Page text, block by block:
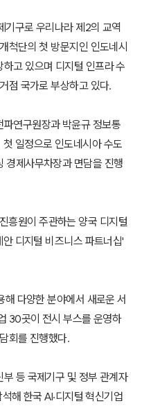
기구로 우리나라 제2의 교역
척단의 첫 방문지인 인도네시
고 있으며 디지털 인프라 수
점 국가로 부상하고 있다.
연구원장과 박윤규 정보통
일정으로 인도네시아 수도
경제사무차장과 면담을 진행
흥원이 주관하는 양국 디지털
디지털 비즈니스 파트너십'
해 다양한 분야에서 새로운 서
30곳이 전시 부스를 운영하
회를 진행했다.
등 국제기구 및 정부 관계자
해 한국 AI·디지털 혁신기업